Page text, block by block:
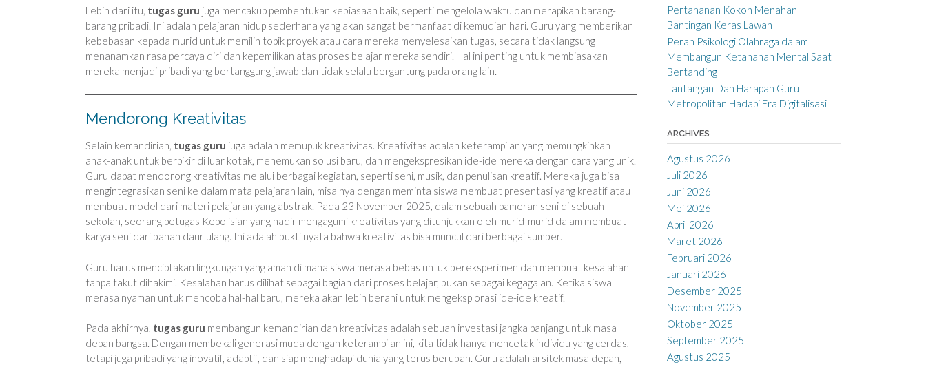
Lebih dari itu, tugas guru juga mencakup pembentukan kebiasaan baik, seperti mengelola waktu dan merapikan barang-
barang pribadi. Ini adalah pelajaran hidup sederhana yang akan sangat bermanfaat di kemudian hari. Guru yang memberikan
kebebasan kepada murid untuk memilih topik proyek atau cara mereka menyelesaikan tugas, secara tidak langsung
menanamkan rasa percaya diri dan kepemilikan atas proses belajar mereka sendiri. Hal ini penting untuk membiasakan
mereka menjadi pribadi yang bertanggung jawab dan tidak selalu bergantung pada orang lain.
Mendorong Kreativitas
Selain kemandirian, tugas guru juga adalah memupuk kreativitas. Kreativitas adalah keterampilan yang memungkinkan
anak-anak untuk berpikir di luar kotak, menemukan solusi baru, dan mengekspresikan ide-ide mereka dengan cara yang unik.
Guru dapat mendorong kreativitas melalui berbagai kegiatan, seperti seni, musik, dan penulisan kreatif. Mereka juga bisa
mengintegrasikan seni ke dalam mata pelajaran lain, misalnya dengan meminta siswa membuat presentasi yang kreatif atau
membuat model dari materi pelajaran yang abstrak. Pada 23 November 2025, dalam sebuah pameran seni di sebuah
sekolah, seorang petugas Kepolisian yang hadir mengagumi kreativitas yang ditunjukkan oleh murid-murid dalam membuat
karya seni dari bahan daur ulang. Ini adalah bukti nyata bahwa kreativitas bisa muncul dari berbagai sumber.
Guru harus menciptakan lingkungan yang aman di mana siswa merasa bebas untuk bereksperimen dan membuat kesalahan
tanpa takut dihakimi. Kesalahan harus dilihat sebagai bagian dari proses belajar, bukan sebagai kegagalan. Ketika siswa
merasa nyaman untuk mencoba hal-hal baru, mereka akan lebih berani untuk mengeksplorasi ide-ide kreatif.
Pada akhirnya, tugas guru membangun kemandirian dan kreativitas adalah sebuah investasi jangka panjang untuk masa
depan bangsa. Dengan membekali generasi muda dengan keterampilan ini, kita tidak hanya mencetak individu yang cerdas,
tetapi juga pribadi yang inovatif, adaptif, dan siap menghadapi dunia yang terus berubah. Guru adalah arsitek masa depan,
Pertahanan Kokoh Menahan
Bantingan Keras Lawan
Peran Psikologi Olahraga dalam
Membangun Ketahanan Mental Saat
Bertanding
Tantangan Dan Harapan Guru
Metropolitan Hadapi Era Digitalisasi
ARCHIVES
Agustus 2026
Juli 2026
Juni 2026
Mei 2026
April 2026
Maret 2026
Februari 2026
Januari 2026
Desember 2025
November 2025
Oktober 2025
September 2025
Agustus 2025